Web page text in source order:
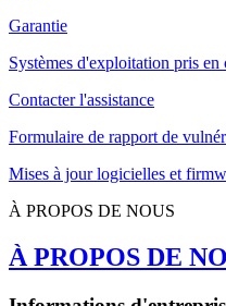
Garantie
Systèmes d'exploitation pris en
Contacter l'assistance
Formulaire de rapport de
Mises à jour logicielles et
À PROPOS DE NOUS
À PROPOS DE